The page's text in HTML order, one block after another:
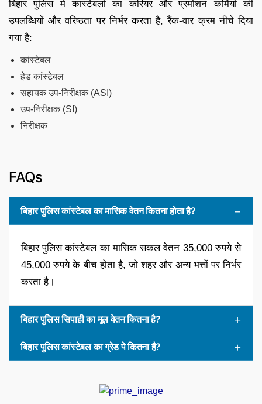
बिहार पुलिस में कांस्टेबलों का करियर और प्रमोशन कर्मियों की
उपलब्धियों और वरिष्ठता पर निर्भर करता है, रैंक-वार क्रम नीचे दिया
गया है:
कांस्टेबल
हेड कांस्टेबल
सहायक उप-निरीक्षक (ASI)
उप-निरीक्षक (SI)
निरीक्षक
FAQs
बिहार पुलिस कांस्टेबल का मासिक वेतन कितना होता है?
बिहार पुलिस कांस्टेबल का मासिक सकल वेतन 35,000 रुपये से
45,000 रुपये के बीच होता है, जो शहर और अन्य भत्तों पर निर्भर
करता है।
बिहार पुलिस सिपाही का मूल वेतन कितना है?
बिहार पुलिस कांस्टेबल का ग्रेड पे कितना है?